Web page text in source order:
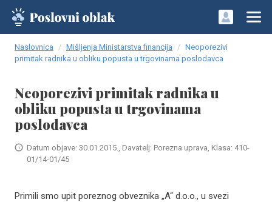
Naslovnica Mišljenja Ministarstva financija
Neoporezivi
primitak radnika u obliku popusta u trgovinama poslodavca
Neoporezivi primitak radnika u
obliku popusta u trgovinama
poslodavca
Datum objave: 30.01.2015., Davatelj: Porezna uprava, Klasa: 410-
01/14-01/45
Primili smo upit poreznog obveznika „A“ d.o.o., u svezi